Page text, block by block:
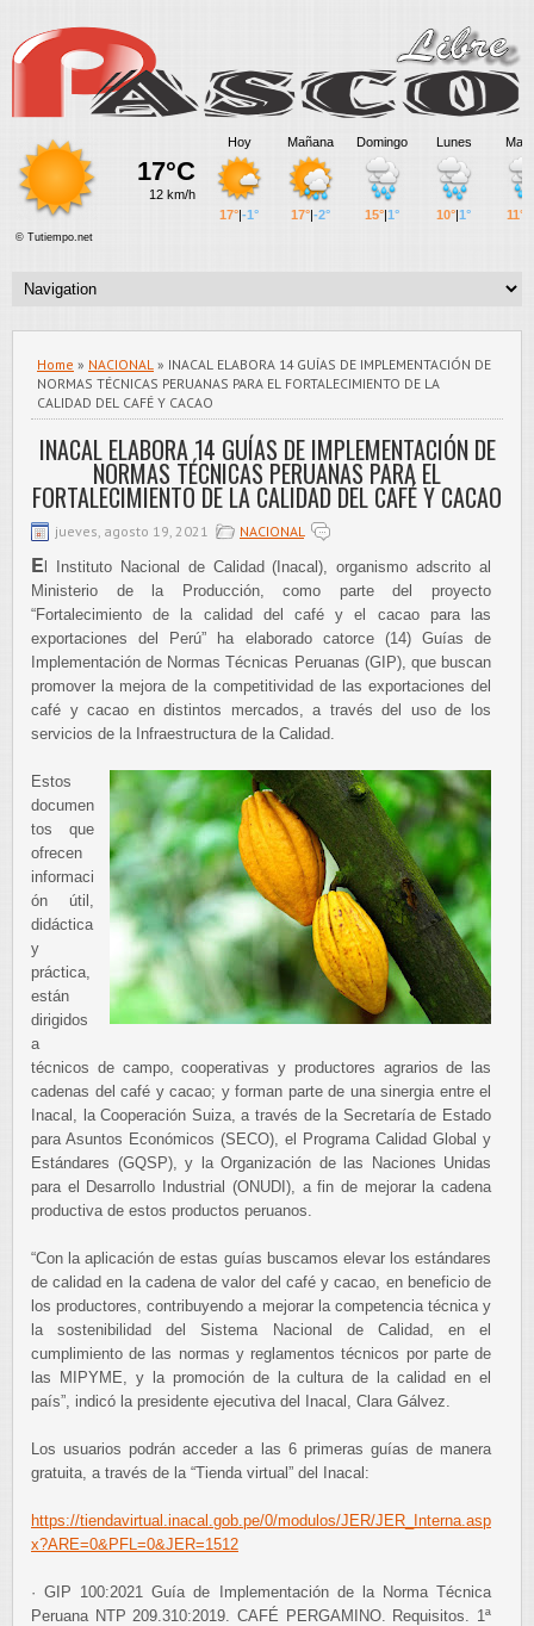
Home » NACIONAL » INACAL ELABORA 14 GUÍAS DE IMPLEMENTACIÓN DE
NORMAS TÉCNICAS PERUANAS PARA EL FORTALECIMIENTO DE LA
CALIDAD DEL CAFÉ Y CACAO
INACAL ELABORA 14 GUÍAS DE IMPLEMENTACIÓN DE
NORMAS TÉCNICAS PERUANAS PARA EL
FORTALECIMIENTO DE LA CALIDAD DEL CAFÉ Y CACAO
jueves, agosto 19, 2021 NACIONAL
E l Instituto Nacional de Calidad (Inacal), organismo adscrito al
Ministerio de la Producción, como parte del proyecto
“Fortalecimiento de la calidad del café y el cacao para las
exportaciones del Perú” ha elaborado catorce (14) Guías de
Implementación de Normas Técnicas Peruanas (GIP), que buscan
promover la mejora de la competitividad de las exportaciones del
café y cacao en distintos mercados, a través del uso de los
servicios de la Infraestructura de la Calidad.
Estos
documen
tos que
ofrecen
informaci
ón útil,
didáctica
y
práctica,
están
dirigidos
a
técnicos de campo, cooperativas y productores agrarios de las
cadenas del café y cacao; y forman parte de una sinergia entre el
Inacal, la Cooperación Suiza, a través de la Secretaría de Estado
para Asuntos Económicos (SECO), el Programa Calidad Global y
Estándares (GQSP), y la Organización de las Naciones Unidas
para el Desarrollo Industrial (ONUDI), a fin de mejorar la cadena
productiva de estos productos peruanos.
“Con la aplicación de estas guías buscamos elevar los estándares
de calidad en la cadena de valor del café y cacao, en beneficio de
los productores, contribuyendo a mejorar la competencia técnica y
la sostenibilidad del Sistema Nacional de Calidad, en el
cumplimiento de las normas y reglamentos técnicos por parte de
las MIPYME, y la promoción de la cultura de la calidad en el
país”, indicó la presidente ejecutiva del Inacal, Clara Gálvez.
Los usuarios podrán acceder a las 6 primeras guías de manera
gratuita, a través de la “Tienda virtual” del Inacal:
https://tiendavirtual.inacal.gob.pe/0/modulos/JER/JER_Interna.asp
x?ARE=0&PFL=0&JER=1512
· GIP 100:2021 Guía de Implementación de la Norma Técnica
Peruana NTP 209.310:2019. CAFÉ PERGAMINO. Requisitos. 1ª